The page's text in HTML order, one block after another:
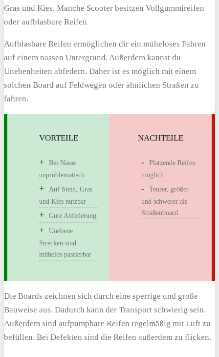
Gras und Kies. Manche Scooter besitzen Vollgummireifen
oder aufblasbare Reifen.
Aufblasbare Reifen ermöglichen dir ein müheloses Fahren
auf einem nassen Untergrund. Außerdem kannst du
Unebenheiten abfedern. Daher ist es möglich mit einem
solchen Board auf Feldwegen oder ähnlichen Straßen zu
fahren.
VORTEILE
Bei Nässe
unproblematisch
Auf Stein, Gras
und Kies nutzbar
Gute Abfederung
Unebene
Strecken sind
mühelos passierbar
NACHTEILE
Platzende Reifen
möglich
Teurer, größer
und schwerer als
Straßenboard
Die Boards zeichnen sich durch eine sperrige und große
Bauweise aus. Dadurch kann der Transport schwierig sein.
Außerdem sind aufpumpbare Reifen regelmäßig mit Luft zu
befüllen. Bei Defekten sind die Reifen außerdem zu flicken.